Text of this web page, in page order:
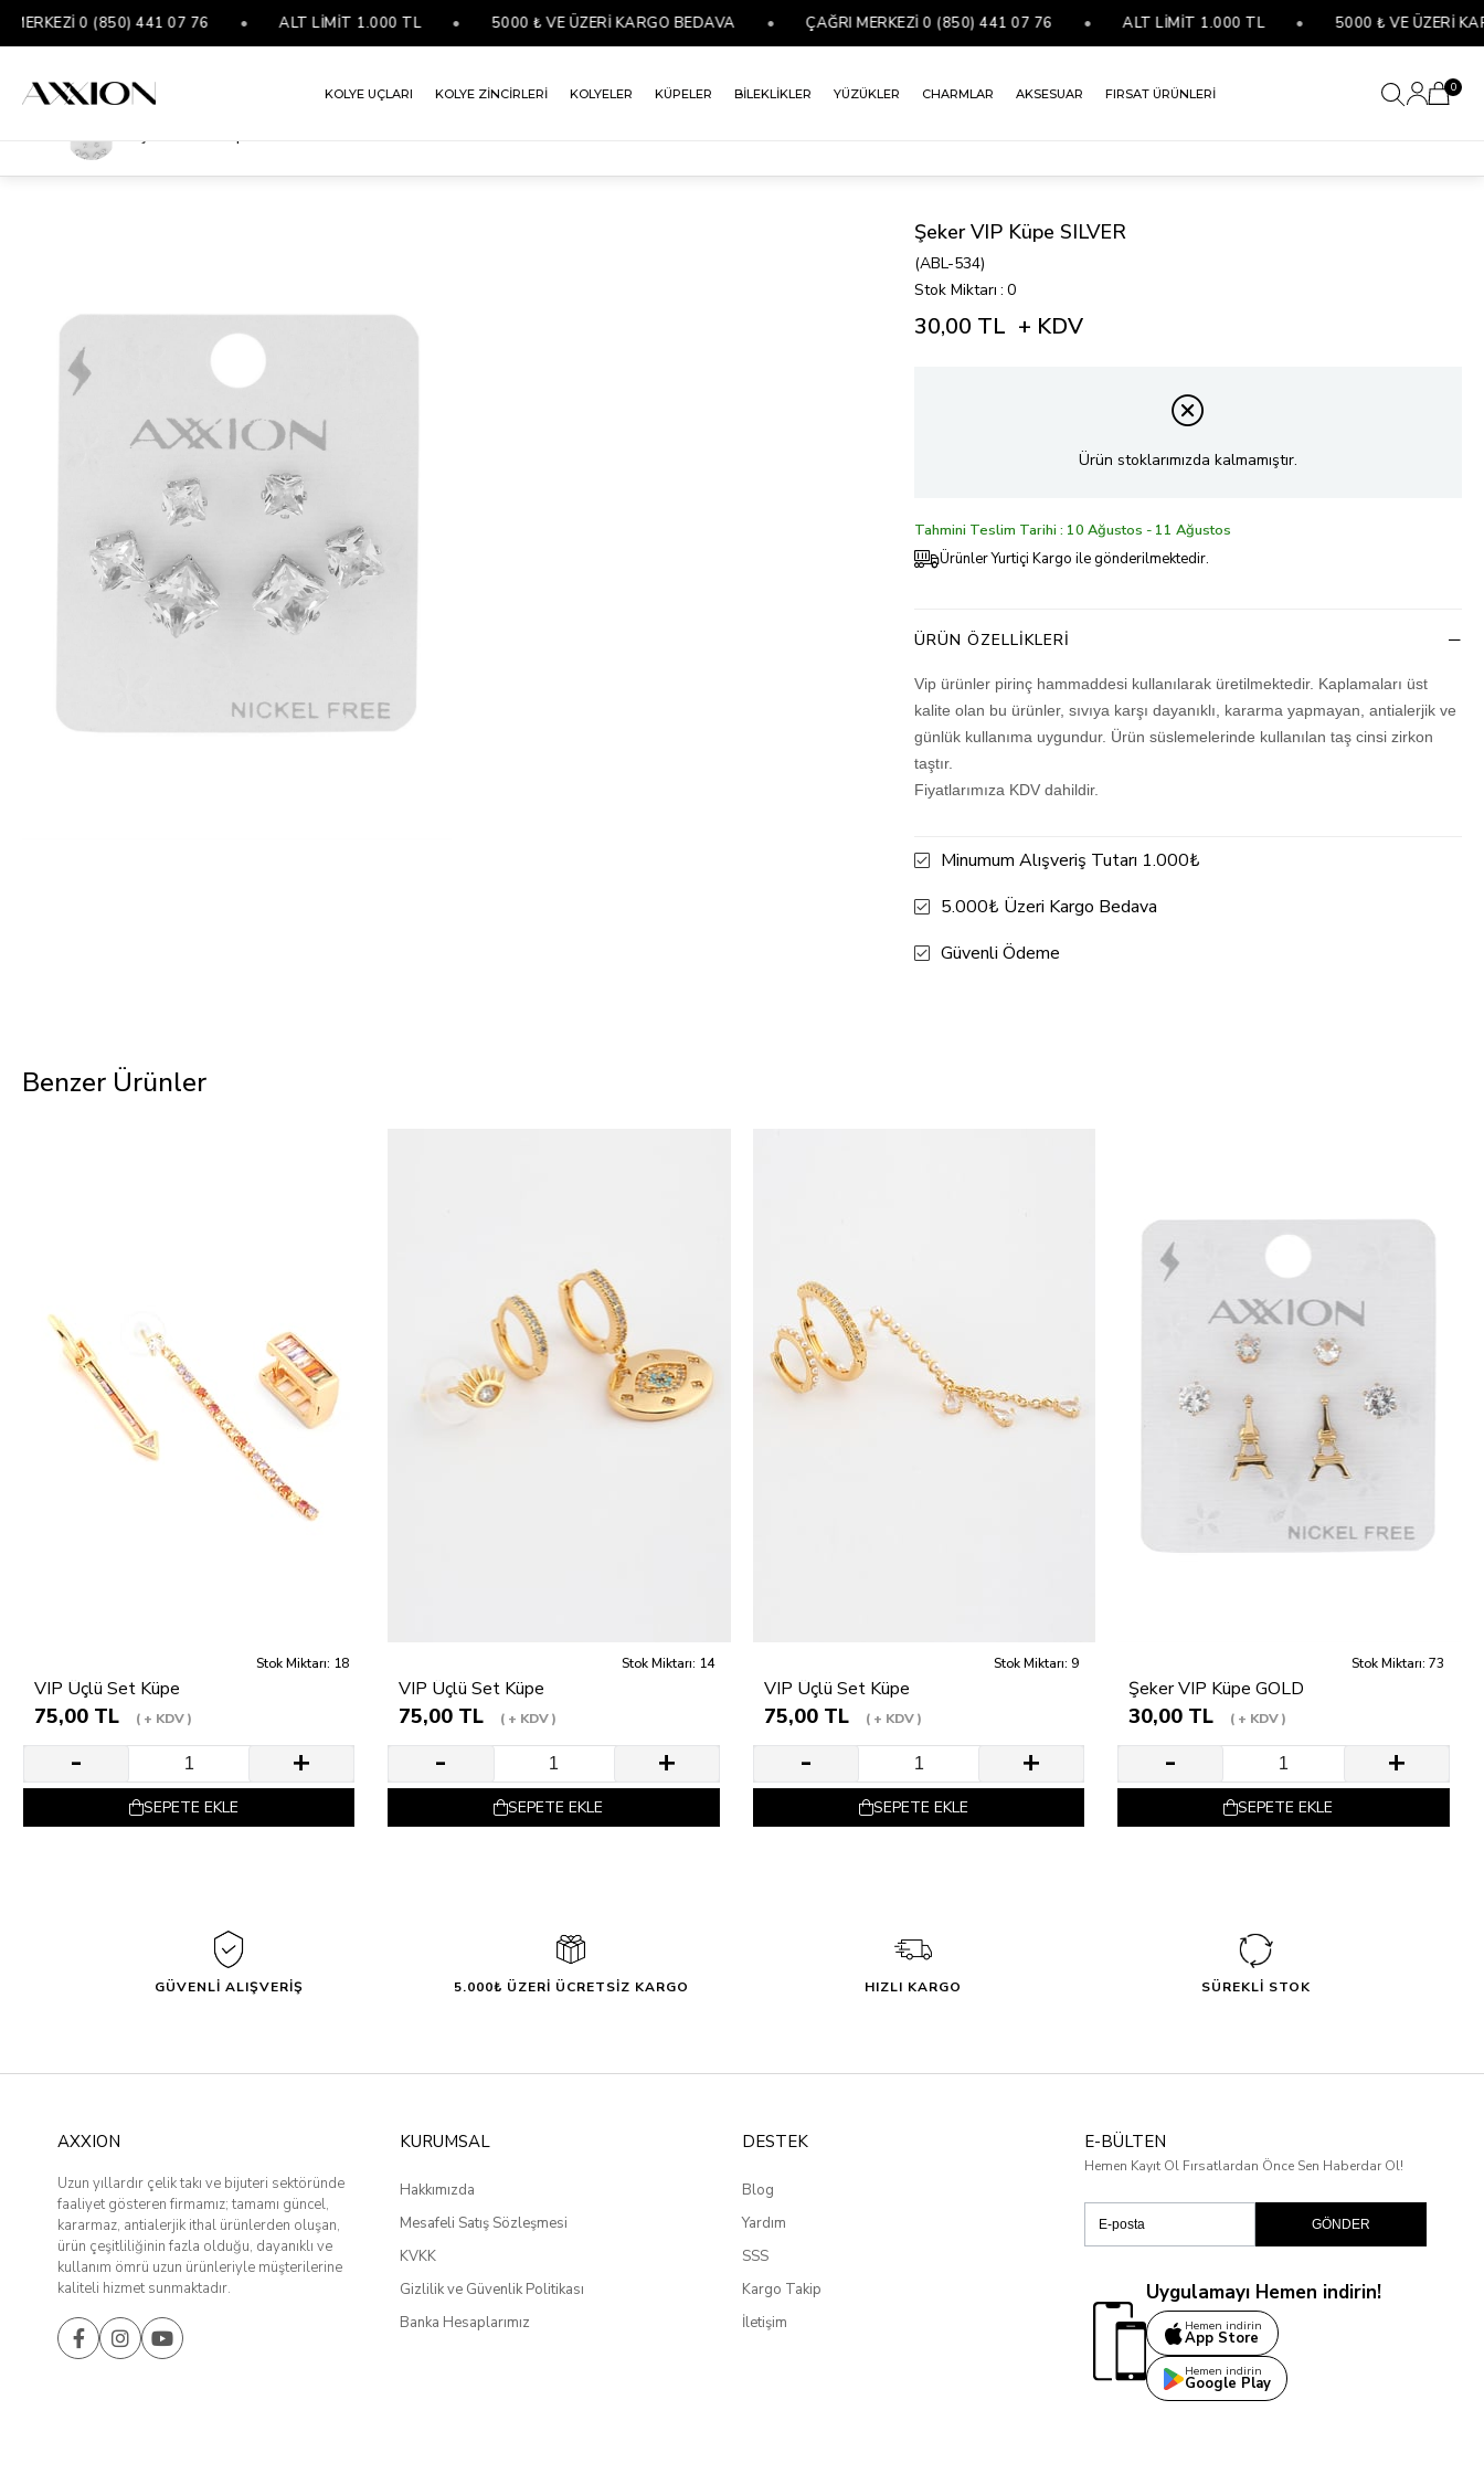
0 (850) 441 07 76 • ALT LİMİT 1.000 TL • 5000 ₺ VE ÜZERİ KARGO BEDAVA • ÇAĞRI MERKEZİ 0 (850) 441 07 76 • ALT LİMİT 1.000 TL • 5000 ₺ VE ÜZERİ KARGO
KOLYE UÇLARI KOLYE ZİNCİRLERİ KOLYELER KÜPELER BİLEKLİKLER YÜZÜKLER CHARMLAR AKSESUAR FIRSAT ÜRÜNLERİ 0
Şeker VIP Küpe SILVER
(ABL-534)
Stok Miktarı : 0
30,00 TL + KDV
Ürün stoklarımızda kalmamıştır.
Tahmini Teslim Tarihi : 10 Ağustos - 11 Ağustos
Ürünler Yurtiçi Kargo ile gönderilmektedir.
ÜRÜN ÖZELLIKLERI
Vip ürünler pirinç hammaddesi kullanılarak üretilmektedir. Kaplamaları üst
kalite olan bu ürünler, sıvıya karşı dayanıklı, kararma yapmayan, antialerjik ve
günlük kullanıma uygundur. Ürün süslemelerinde kullanılan taş cinsi zirkon
taştır.
Fiyatlarımıza KDV dahildir.
Minumum Alışveriş Tutarı 1.000₺
5.000₺ Üzeri Kargo Bedava
Güvenli Ödeme
Benzer Ürünler
Stok Miktarı: 18
VIP Üçlü Set Küpe
75,00 TL + KDV
SEPETE EKLE
Stok Miktarı: 14
VIP Üçlü Set Küpe
75,00 TL + KDV
SEPETE EKLE
Stok Miktarı: 9
VIP Üçlü Set Küpe
75,00 TL + KDV
SEPETE EKLE
Stok Miktarı: 73
Şeker VIP Küpe GOLD
30,00 TL + KDV
SEPETE EKLE
GÜVENLİ ALIŞVERİŞ 5.000₺ ÜZERİ ÜCRETSİZ KARGO HIZLI KARGO SÜREKLİ STOK
AXXION
Uzun yıllardır çelik takı ve bijuteri sektöründe
faaliyet gösteren firmamız; tamamı güncel,
kararmaz, antialerjik ithal ürünlerden oluşan,
ürün çeşitliliğinin fazla olduğu, dayanıklı ve
kullanım ömrü uzun ürünleriyle müşterilerine
kaliteli hizmet sunmaktadır.
KURUMSAL
Hakkımızda
Mesafeli Satış Sözleşmesi
KVKK
Gizlilik ve Güvenlik Politikası
Banka Hesaplarımız
DESTEK
Blog
Yardım
SSS
Kargo Takip
İletişim
E-BÜLTEN
Hemen Kayıt Ol Fırsatlardan Önce Sen Haberdar Ol!
GÖNDER
Uygulamayı Hemen indirin!
Hemen indirin
App Store
Hemen indirin
Google Play